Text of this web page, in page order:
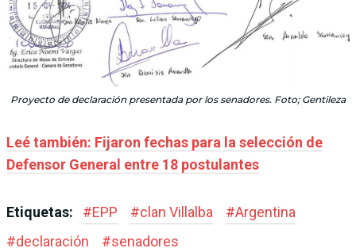
Proyecto de declaración presentada por los senadores. Foto; Gentileza
Leé también: Fijaron fechas para la selección de
Defensor General entre 18 postulantes
Etiquetas: #EPP #clan Villalba #Argentina
#declaración #senadores